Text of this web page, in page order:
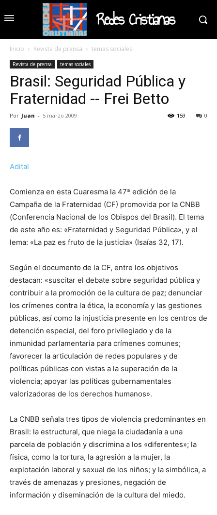
Redes Cristianas
Inicio Revista de prensa temas sociales
Revista de prensa temas sociales
Brasil: Seguridad Pública y
Fraternidad -- Frei Betto
Por Juan - 5 marzo 2009 0
159
Adital
Comienza en esta Cuaresma la 47ª edición de la
Campaña de la Fraternidad (CF) promovida por la CNBB
(Conferencia Nacional de los Obispos del Brasil). El tema
de este año es: «Fraternidad y Seguridad Pública», y el
lema: «La paz es fruto de la justicia» (Isaías 32, 17).
Según el documento de la CF, entre los objetivos
destacan: «suscitar el debate sobre seguridad pública y
contribuir a la promoción de la cultura de paz; denunciar
los crímenes contra la ética, la economía y las gestiones
públicas, así como la injusticia presente en los centros de
detención especial, del foro privilegiado y de la
inmunidad parlamentaria para crímenes comunes;
favorecer la articulación de redes populares y de
políticas públicas con vistas a la superación de la
violencia; apoyar las políticas gubernamentales
valorizadoras de los derechos humanos».
La CNBB señala tres tipos de violencia predominantes en
Brasil: la estructural, que niega la ciudadanía a una
parcela de población y discrimina a los «diferentes»; la
física, como la tortura, la agresión a la mujer, la
explotación laboral y sexual de los niños; y la simbólica, a
través de amenazas y presiones, negación de
información y diseminación de la cultura del miedo.